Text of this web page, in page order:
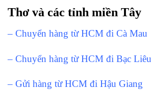
Thơ và các tỉnh miền Tây
– Chuyển hàng từ HCM đi Cà Mau
– Chuyển hàng từ HCM đi Bạc Liêu
– Gửi hàng từ HCM đi Hậu Giang